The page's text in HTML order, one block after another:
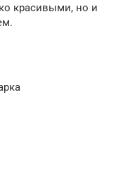
красивыми, но и